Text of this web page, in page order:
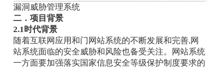
漏洞威胁管理系统
二．项目背景
2.1时代背景
随着互联网应用和门网站系统的不断发展和完善,网
站系统面临的安全威胁和风险也备受关注。网站系统
一方面要加强落实国家信息安全等级保护制度要求的